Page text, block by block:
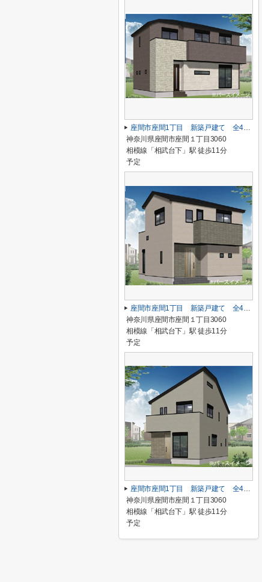
座間市座間1丁目 新築戸建て 全4棟 【仲介手数料無料】
神奈川県座間市座間１丁目3060
相模線「相武台下」駅 徒歩11分
予定
座間市座間1丁目 新築戸建て 全4棟 【仲介手数料無料】
神奈川県座間市座間１丁目3060
相模線「相武台下」駅 徒歩11分
予定
座間市座間1丁目 新築戸建て 全4棟 【仲介手数料無料】
神奈川県座間市座間１丁目3060
相模線「相武台下」駅 徒歩11分
予定